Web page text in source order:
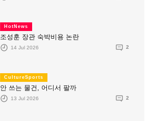
HotNews
조성훈 장관 숙박비용 논란
14 Jul 2026 2
CultureSports
안 쓰는 물건, 어디서 팔까
13 Jul 2026 2